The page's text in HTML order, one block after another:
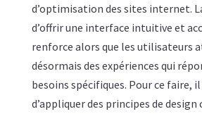
d’optimisation des sites internet.
d’offrir une interface intuitive et
renforce alors que les utilisateurs
désormais des expériences qui
besoins spécifiques. Pour ce faire,
d’appliquer des principes de design